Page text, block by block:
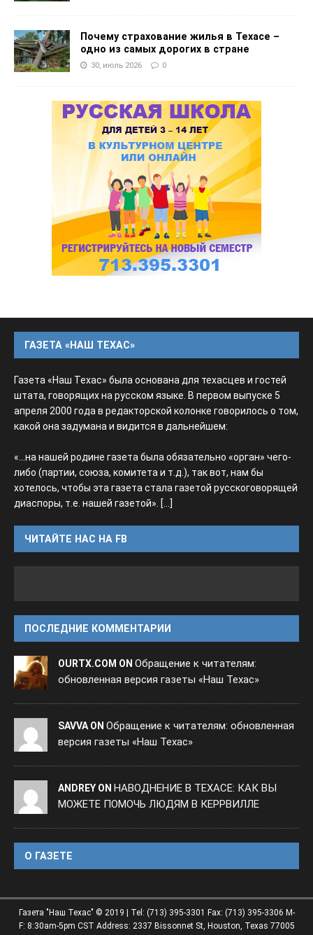
Почему страхование жилья в Техасе –
одно из самых дорогих в стране
30, июль 2026 0
ГАЗЕТА «НАШ ТЕХАС»
Газета «Наш Техас» была основана для техасцев и гостей
штата, говорящих на русском языке. В первом выпуске 5
апреля 2000 года в редакторской колонке говорилось о том,
какой она задумана и видится в дальнейшем:
«...на нашей родине газета была обязательно «орган» чего-
либо (партии, союза, комитета и т.д.), так вот, нам бы
хотелось, чтобы эта газета стала газетой русскоговорящей
диаспоры, т.е. нашей газетой». [...]
ЧИТАЙТЕ НАС НА FB
ПОСЛЕДНИЕ КОММЕНТАРИИ
OURTX.COM ON Обращение к читателям:
обновленная версия газеты «Наш Техас»
SAVVA ON Обращение к читателям: обновленная
версия газеты «Наш Техас»
ANDREY ON НАВОДНЕНИЕ В ТЕХАСЕ: КАК ВЫ
МОЖЕТЕ ПОМОЧЬ ЛЮДЯМ В КЕРРВИЛЛЕ
O ГАЗЕТЕ
Газета "Наш Техас" © 2019 | Tel: (713) 395-3301 Fax: (713) 395-3306 M-
F: 8:30am-5pm CST Address: 2337 Bissonnet St, Houston, Texas 77005